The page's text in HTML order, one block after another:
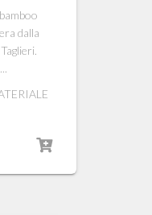
dalla